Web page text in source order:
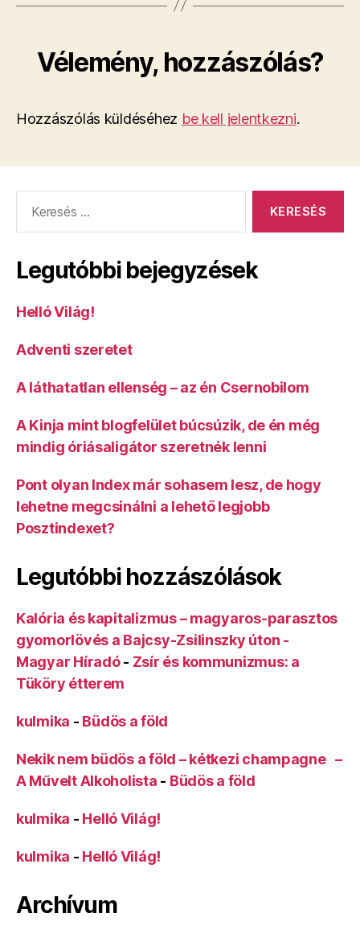
Vélemény, hozzászólás?
Hozzászólás küldéséhez be kell jelentkezni.
Legutóbbi bejegyzések
Helló Világ!
Adventi szeretet
A láthatatlan ellenség – az én Csernobilom
A Kinja mint blogfelület búcsúzik, de én még
mindig óriásaligátor szeretnék lenni
Pont olyan Index már sohasem lesz, de hogy
lehetne megcsinálni a lehető legjobb
Posztindexet?
Legutóbbi hozzászólások
Kalória és kapitalizmus – magyaros-parasztos
gyomorlövés a Bajcsy-Zsilinszky úton -
Magyar Híradó- Zsír és kommunizmus: a
Tüköry étterem
kulmika - Büdös a föld
Nekik nem büdös a föld – kétkezi champagne –
A Művelt Alkoholista - Büdös a föld
kulmika - Helló Világ!
kulmika - Helló Világ!
Archívum